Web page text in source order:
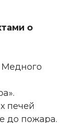
о
Медного
печей
до пожара.